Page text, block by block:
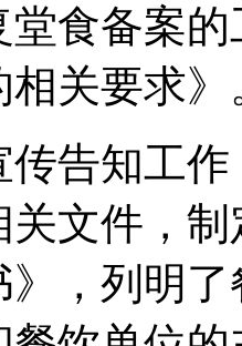
堂食备案
相关要求》
传告知工
关文件，
》，列明